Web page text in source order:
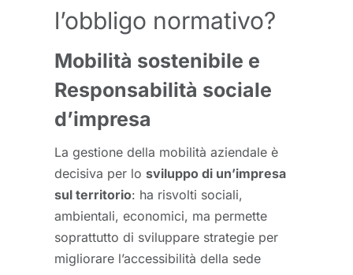
l’obbligo normativo?
Mobilità sostenibile e
Responsabilità sociale
d’impresa
La gestione della mobilità aziendale è
decisiva per lo sviluppo di un’impresa
sul territorio: ha risvolti sociali,
ambientali, economici, ma permette
soprattutto di sviluppare strategie per
migliorare l’accessibilità della sede